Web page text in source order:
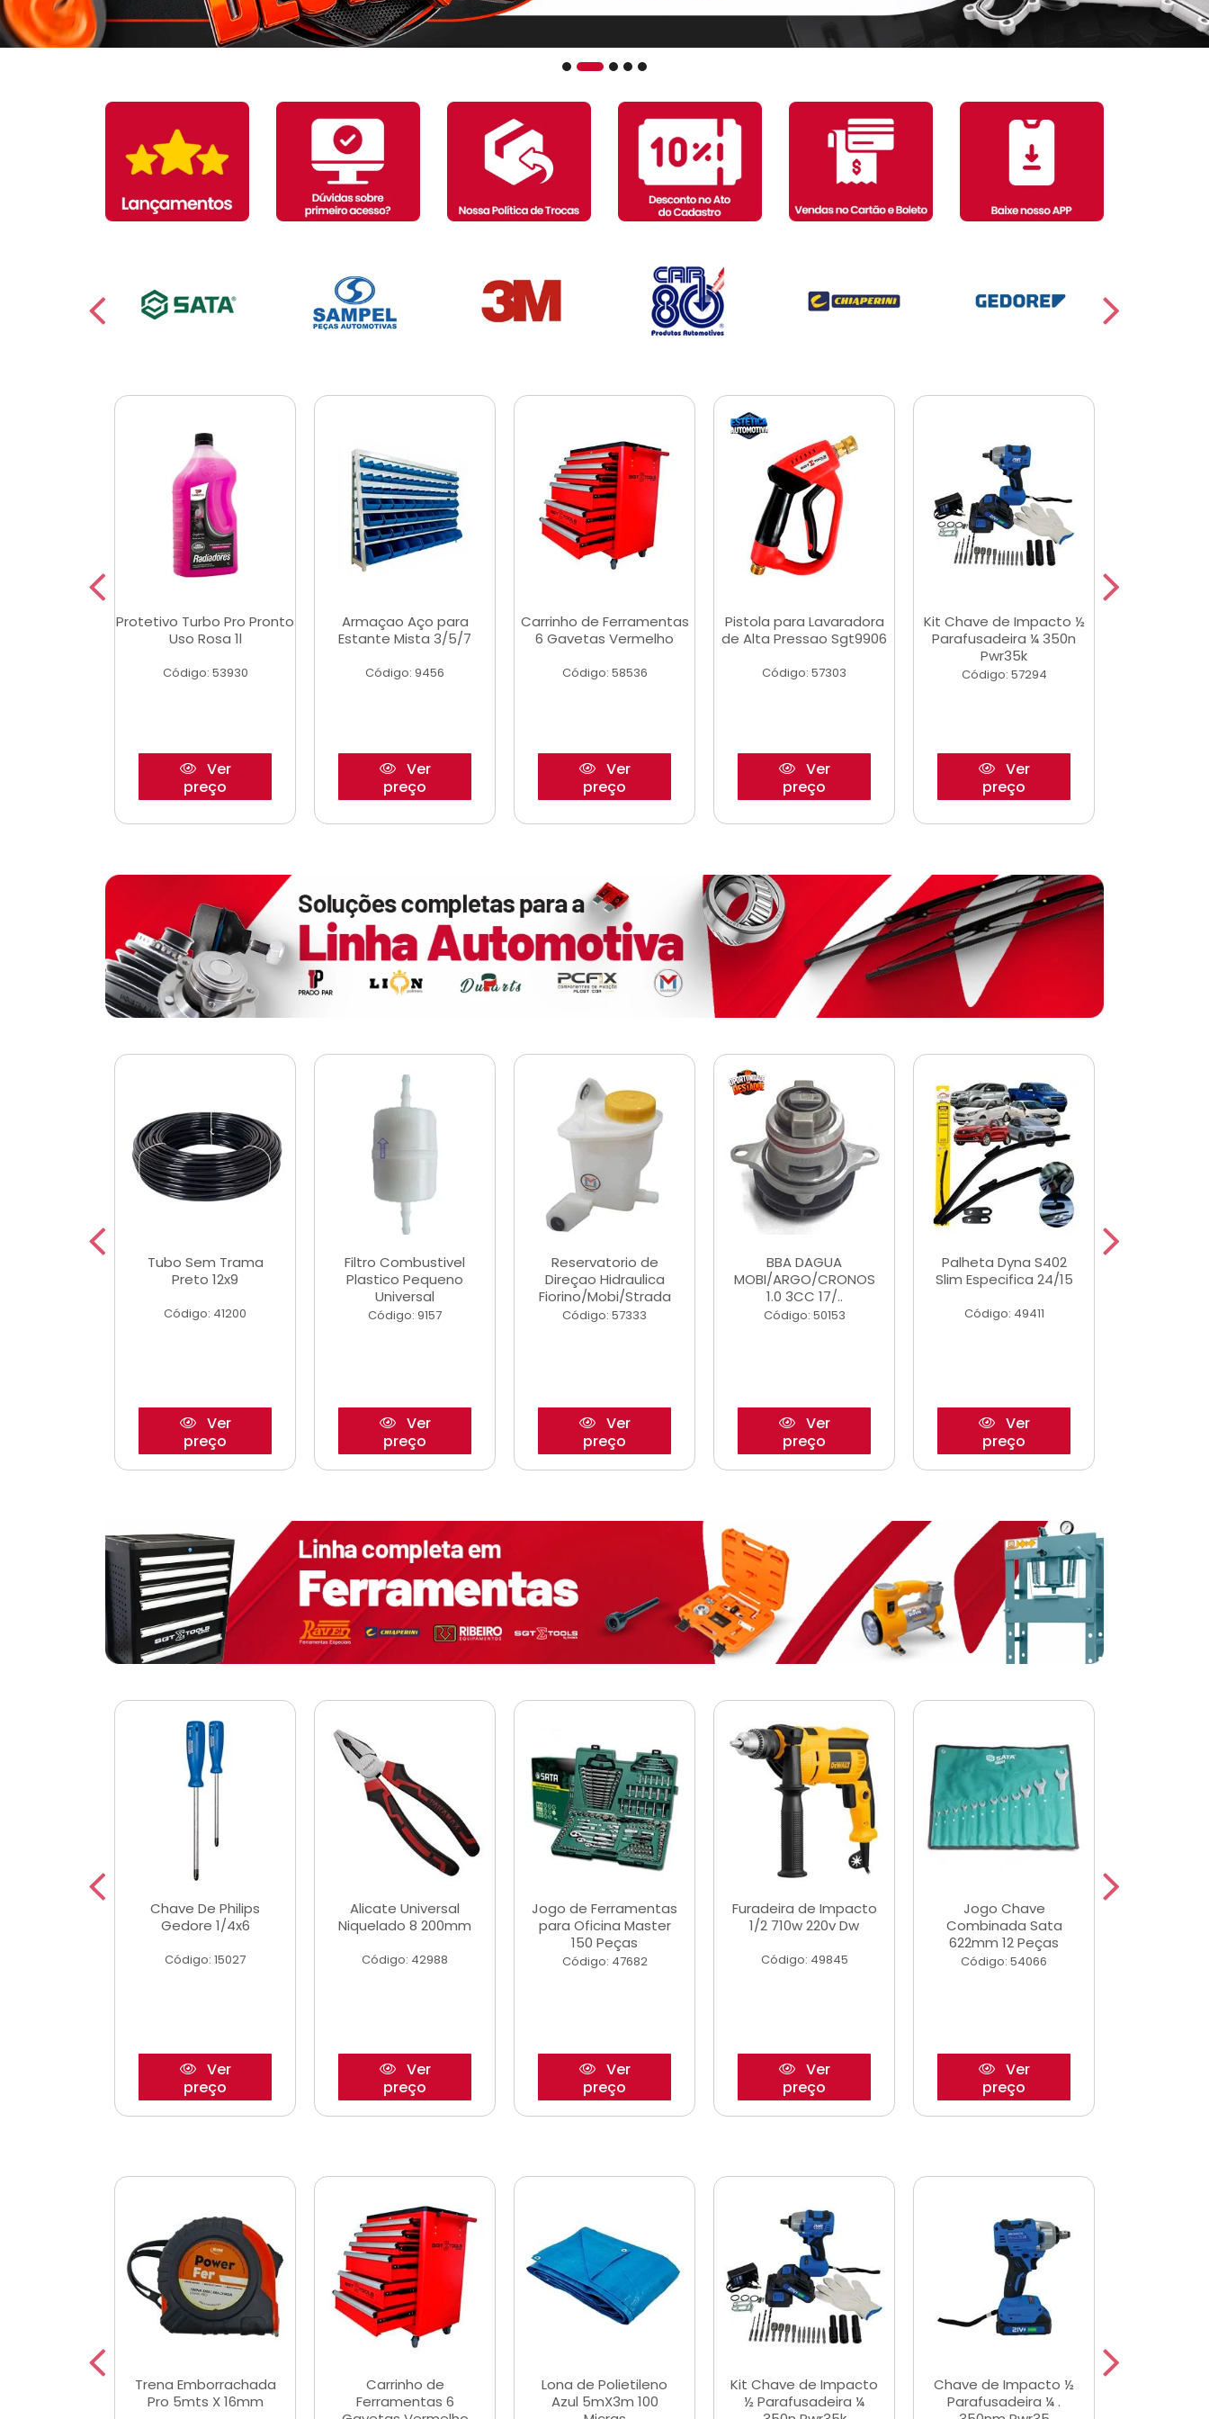
Protetivo Turbo Pro Pronto
Uso Rosa 1l
Código: 53930
Ver
preço
Armaçao Aço para
Estante Mista 3/5/7
Código: 9456
Ver
preço
Carrinho de Ferramentas
6 Gavetas Vermelho
Código: 58536
Ver
preço
Pistola para Lavaradora
de Alta Pressao Sgt9906
Código: 57303
Ver
preço
Kit Chave de Impacto ½
Parafusadeira ¼ 350n
Pwr35k
Código: 57294
Ver
preço
Tubo Sem Trama
Preto 12x9
Código: 41200
Ver
preço
Filtro Combustivel
Plastico Pequeno
Universal
Código: 9157
Ver
preço
Reservatorio de
Direçao Hidraulica
Fiorino/Mobi/Strada
Código: 57333
Ver
preço
BBA DAGUA
MOBI/ARGO/CRONOS
1.0 3CC 17/..
Código: 50153
Ver
preço
Palheta Dyna S402
Slim Especifica 24/15
Código: 49411
Ver
preço
Chave De Philips
Gedore 1/4x6
Código: 15027
Ver
preço
Alicate Universal
Niquelado 8 200mm
Código: 42988
Ver
preço
Jogo de Ferramentas
para Oficina Master
150 Peças
Código: 47682
Ver
preço
Furadeira de Impacto
1/2 710w 220v Dw
Código: 49845
Ver
preço
Jogo Chave
Combinada Sata
622mm 12 Peças
Código: 54066
Ver
preço
Trena Emborrachada
Pro 5mts X 16mm
Carrinho de
Ferramentas 6
Lona de Polietileno
Azul 5mX3m 100
Kit Chave de Impacto
½ Parafusadeira ¼
Chave de Impacto ½
Parafusadeira ¼ .